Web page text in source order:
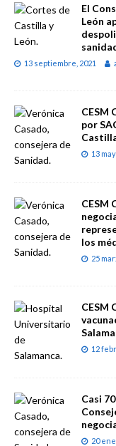
El
León
13 septiembre, 2021
CESM
por
13
CESM
los
25
CESM
12
Casi
20